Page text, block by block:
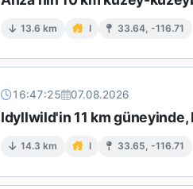
13.6 km I 33.64, -116.71
16:47:25 07.08.2026
Idyllwild'in 11 km
14.3 km I 33.65, -116.71